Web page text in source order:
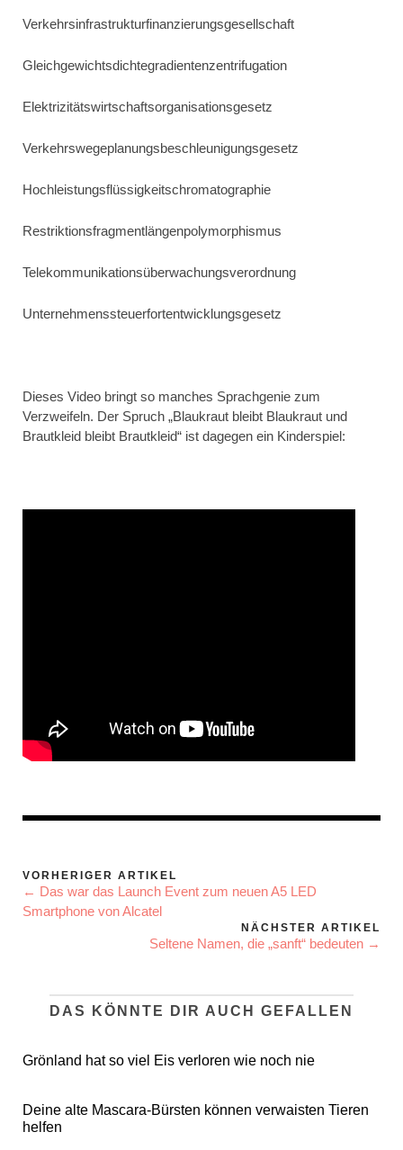
Verkehrsinfrastrukturfinanzierungsgesellschaft
Gleichgewichtsdichtegradientenzentrifugation
Elektrizitätswirtschaftsorganisationsgesetz
Verkehrswegeplanungsbeschleunigungsgesetz
Hochleistungsflüssigkeitschromatographie
Restriktionsfragmentlängenpolymorphismus
Telekommunikationsüberwachungsverordnung
Unternehmenssteuerfortentwicklungsgesetz
Dieses Video bringt so manches Sprachgenie zum
Verzweifeln. Der Spruch „Blaukraut bleibt Blaukraut und
Brautkleid bleibt Brautkleid“ ist dagegen ein Kinderspiel:
VORHERIGER ARTIKEL
← Das war das Launch Event zum neuen A5 LED
Smartphone von Alcatel
NÄCHSTER ARTIKEL
Seltene Namen, die „sanft“ bedeuten →
DAS KÖNNTE DIR AUCH GEFALLEN
Grönland hat so viel Eis verloren wie noch nie
Deine alte Mascara-Bürsten können verwaisten Tieren
helfen